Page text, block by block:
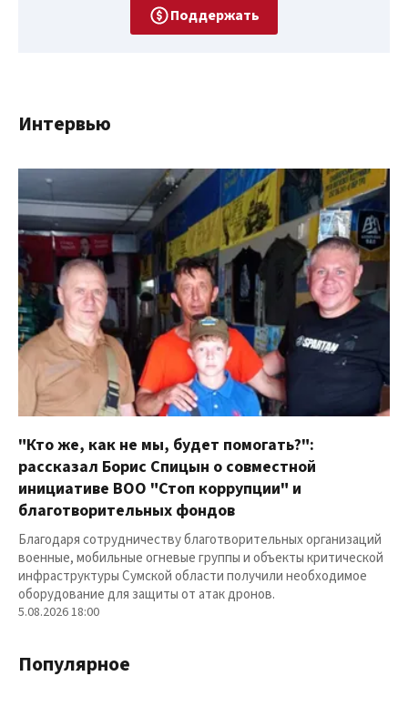
Поддержать
Интервью
"Кто же, как не мы, будет помогать?":
рассказал Борис Спицын о совместной
инициативе ВОО "Стоп коррупции" и
благотворительных фондов
Благодаря сотрудничеству благотворительных организаций
военные, мобильные огневые группы и объекты критической
инфраструктуры Сумской области получили необходимое
оборудование для защиты от атак дронов.
5.08.2026 18:00
Популярное